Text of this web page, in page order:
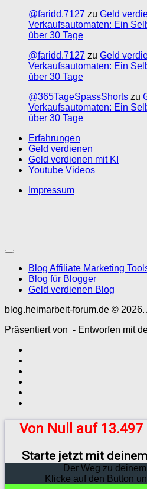
@faridd.7127 zu Geld
Verkaufsautomaten: Ein
über 30 Tage
@faridd.7127 zu Geld
Verkaufsautomaten: Ein
über 30 Tage
@365TageSpassShorts zu
Verkaufsautomaten: Ein
über 30 Tage
Erfahrungen
Geld verdienen
Geld verdienen mit KI
Youtube Videos
Impressum
Blog Affiliate Marketing
Blog für Blogger
Geld verdienen Blog
blog.heimarbeit-forum.de ©
Präsentiert von - Entworfen mit
Von Null auf
Starte jetzt mit
Der Weg zu
Klicke auf den Button